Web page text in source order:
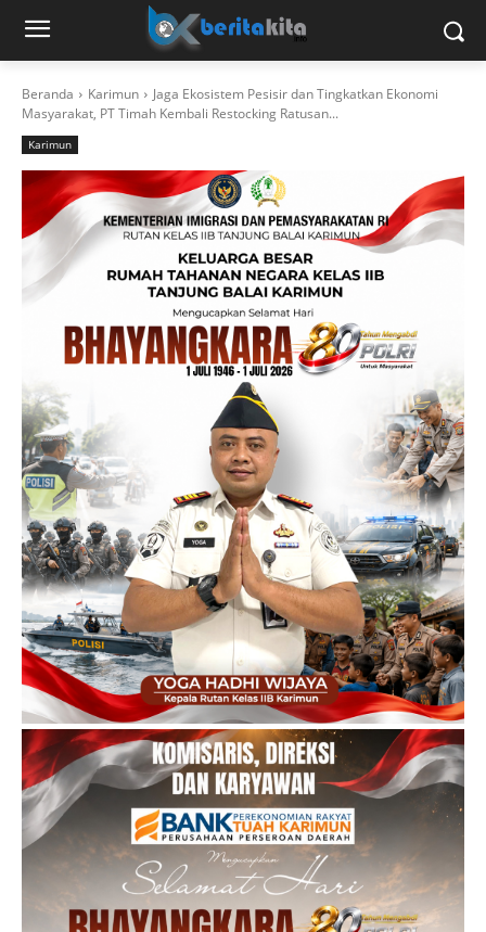
Beranda Karimun
Jaga Ekosistem Pesisir dan Tingkatkan Ekonomi
Masyarakat, PT Timah Kembali Restocking Ratusan...
Karimun